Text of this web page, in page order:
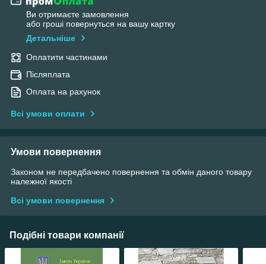
Ви отримаєте замовлення
або гроші повернуться на вашу картку
Детальніше
Оплатити частинами
Післяплата
Оплата на рахунок
Всі умови оплати
Умови повернення
Законом не передбачено повернення та обмін даного товару
належної якості
Всі умови повернення
Подібні товари компанії